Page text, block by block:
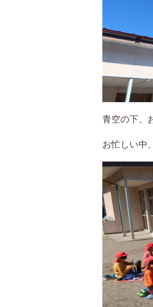
青空の下、
お忙しい中